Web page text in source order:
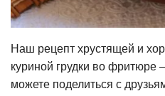
Наш рецепт хрустящей и
куриной грудки во
можете поделиться с